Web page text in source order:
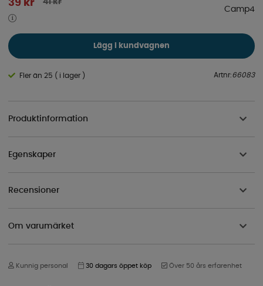
39 kr
Camp4
Lägg i kundvagnen
Fler än 25 ( i lager ) Artnr:66083
Produktinformation
Egenskaper
Recensioner
Om varumärket
Kunnig personal 30 dagars öppet köp Över 50 års erfarenhet